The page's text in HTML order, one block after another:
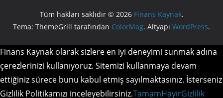
Tüm hakları saklıdır © 2026 Finans Kaynak.
Tema: ThemeGrill tarafından ColorMag. Altyapı WordPress.
Finans Kaynak olarak sizlere en iyi deneyimi sunmak adına
çerezlerinizi kullanıyoruz. Sitemizi kullanmaya devam
ettiğiniz sürece bunu kabul etmiş sayılmaktasınız. İsterseniz
Gizlilik Politikamızı inceleyebilirsiniz.TamamHayırGizlilik